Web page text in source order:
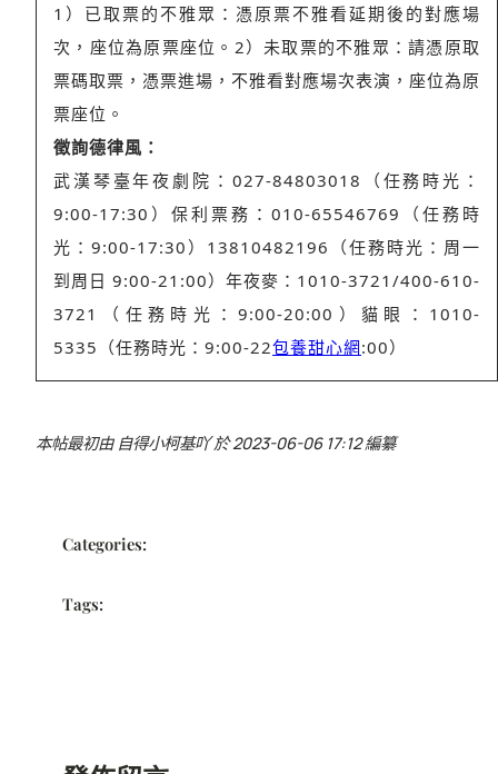
1） 已取票的不雅眾 ：憑原票不雅看延期後的對應場
次，座位為原票座位。2） 未取票的不雅眾 ：請憑原取
票碼取票，憑票進場，不雅看對應場次表演，座位為原
票座位。
徵詢德律風：
武漢琴臺年夜劇院： 027-84803018 （任務時光：
9:00-17:30） 保利票務： 010-65546769 （任務時
光：9:00-17:30） 13810482196 （任務時光：周一
到周日 9:00-21:00） 年夜麥： 1010-3721/400-610-
3721
（任務時光：9:00-20:00） 貓眼： 1010-
5335 （任務時光：9:00-22包養甜心網:00）
本帖最初由 自得小柯基吖 於 2023-06-06 17:12 編纂
Categories:
Tags: